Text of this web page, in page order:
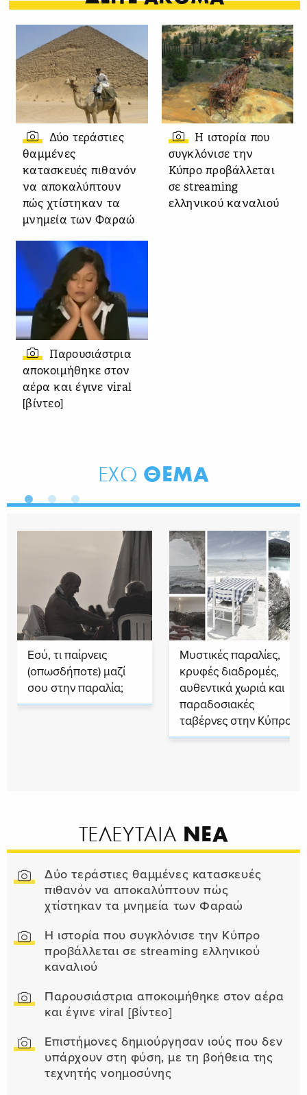
Δύο τεράστιες
θαμμένες
κατασκευές πιθανόν
να αποκαλύπτουν
πώς χτίστηκαν τα
μνημεία των Φαραώ
Η ιστορία που
συγκλόνισε την
Κύπρο προβάλλεται
σε streaming
ελληνικού καναλιού
Παρουσιάστρια
αποκοιμήθηκε στον
αέρα και έγινε viral
[βίντεο]
ΕΧΩ ΘΕΜΑ
Εσύ, τι παίρνεις
(οπωσδήποτε) μαζί
σου στην παραλία;
Μυστικές παραλίες,
κρυφές διαδρομές,
αυθεντικά χωριά και
παραδοσιακές
ταβέρνες στην Κύπρο
ΤΕΛΕΥΤΑΙΑ ΝΕΑ
Δύο τεράστιες θαμμένες κατασκευές
πιθανόν να αποκαλύπτουν πώς
χτίστηκαν τα μνημεία των Φαραώ
Η ιστορία που συγκλόνισε την Κύπρο
προβάλλεται σε streaming ελληνικού
καναλιού
Παρουσιάστρια αποκοιμήθηκε στον αέρα
και έγινε viral [βίντεο]
Επιστήμονες δημιούργησαν ιούς που δεν
υπάρχουν στη φύση, με τη βοήθεια της
τεχνητής νοημοσύνης